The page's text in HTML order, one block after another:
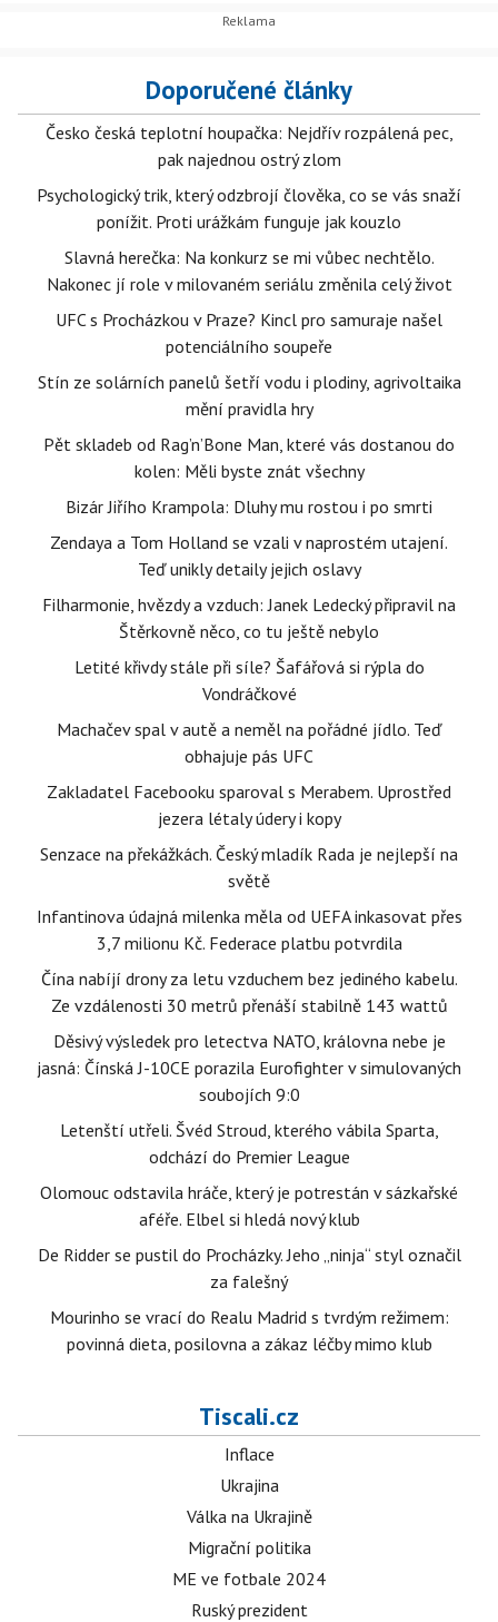
Doporučené články
Česko česká teplotní houpačka: Nejdřív rozpálená pec,
pak najednou ostrý zlom
Psychologický trik, který odzbrojí člověka, co se vás snaží
ponížit. Proti urážkám funguje jak kouzlo
Slavná herečka: Na konkurz se mi vůbec nechtělo.
Nakonec jí role v milovaném seriálu změnila celý život
UFC s Procházkou v Praze? Kincl pro samuraje našel
potenciálního soupeře
Stín ze solárních panelů šetří vodu i plodiny, agrivoltaika
mění pravidla hry
Pět skladeb od Rag’n’Bone Man, které vás dostanou do
kolen: Měli byste znát všechny
Bizár Jiřího Krampola: Dluhy mu rostou i po smrti
Zendaya a Tom Holland se vzali v naprostém utajení.
Teď unikly detaily jejich oslavy
Filharmonie, hvězdy a vzduch: Janek Ledecký připravil na
Štěrkovně něco, co tu ještě nebylo
Letité křivdy stále při síle? Šafářová si rýpla do
Vondráčkové
Machačev spal v autě a neměl na pořádné jídlo. Teď
obhajuje pás UFC
Zakladatel Facebooku sparoval s Merabem. Uprostřed
jezera létaly údery i kopy
Senzace na překážkách. Český mladík Rada je nejlepší na
světě
Infantinova údajná milenka měla od UEFA inkasovat přes
3,7 milionu Kč. Federace platbu potvrdila
Čína nabíjí drony za letu vzduchem bez jediného kabelu.
Ze vzdálenosti 30 metrů přenáší stabilně 143 wattů
Děsivý výsledek pro letectva NATO, královna nebe je
jasná: Čínská J-10CE porazila Eurofighter v simulovaných
soubojích 9:0
Letenští utřeli. Švéd Stroud, kterého vábila Sparta,
odchází do Premier League
Olomouc odstavila hráče, který je potrestán v sázkařské
aféře. Elbel si hledá nový klub
De Ridder se pustil do Procházky. Jeho „ninja“ styl označil
za falešný
Mourinho se vrací do Realu Madrid s tvrdým režimem:
povinná dieta, posilovna a zákaz léčby mimo klub
Tiscali.cz
Inflace
Ukrajina
Válka na Ukrajině
Migrační politika
ME ve fotbale 2024
Ruský prezident